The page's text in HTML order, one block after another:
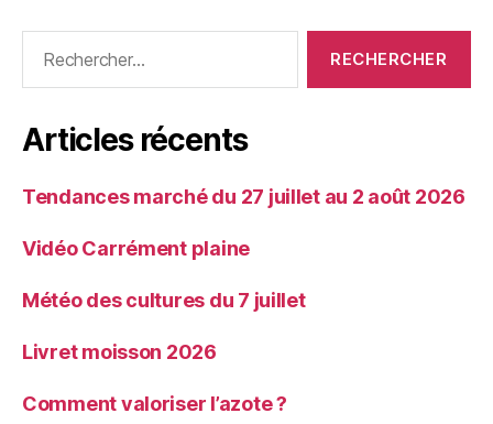
Articles récents
Tendances marché du 27 juillet au 2 août 2026
Vidéo Carrément plaine
Météo des cultures du 7 juillet
Livret moisson 2026
Comment valoriser l’azote ?